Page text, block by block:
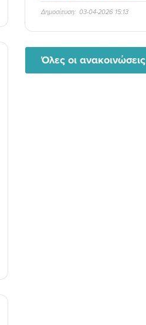
Δημοσίευση: 03-04-2026 15:13
Όλες οι ανακοινώσεις